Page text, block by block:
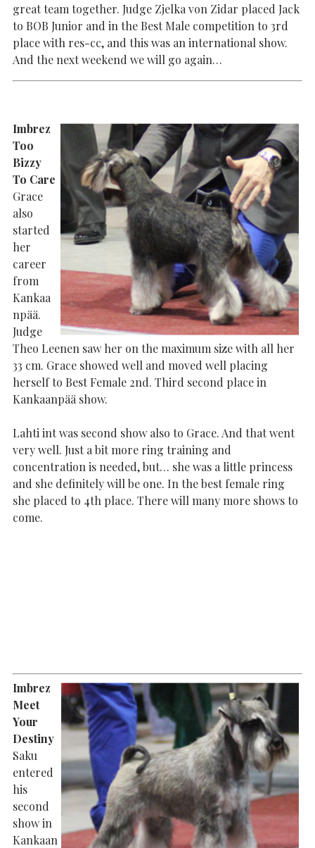
great team together. Judge Zjelka von Zidar placed Jack
to BOB Junior and in the Best Male competition to 3rd
place with res-cc, and this was an international show.
And the next weekend we will go again…
Imbrez
Too
Bizzy
To Care
Grace
also
started
her
career
from
Kankaa
npää.
Judge
Theo Leenen saw her on the maximum size with all her
33 cm. Grace showed well and moved well placing
herself to Best Female 2nd. Third second place in
Kankaanpää show.
Lahti int was second show also to Grace. And that went
very well. Just a bit more ring training and
concentration is needed, but… she was a little princess
and she definitely will be one. In the best female ring
she placed to 4th place. There will many more shows to
come.
Imbrez
Meet
Your
Destiny
Saku
entered
his
second
show in
Kankaan